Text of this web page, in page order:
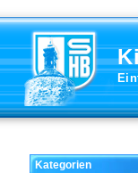
Kategorien